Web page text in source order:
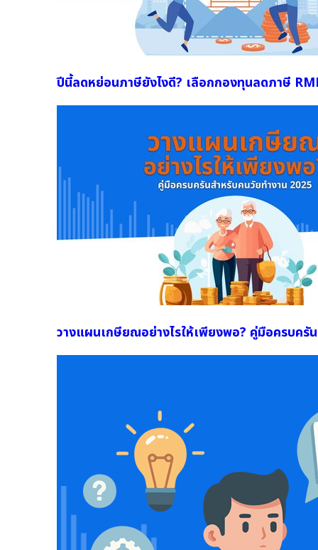
ปีนี้ลดหย่อนภาษียังไงดี? เลือกกองทุนลดภาษี
วางแผนเกษียณอย่างไรให้เพียงพอ? คู่มือครบครั